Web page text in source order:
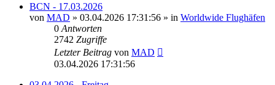
BCN - 17.03.2026
von MAD » 03.04.2026 17:31:56 » in Worldwide Flughäfen
0 Antworten
2742 Zugriffe
Letzter Beitrag von MAD
03.04.2026 17:31:56